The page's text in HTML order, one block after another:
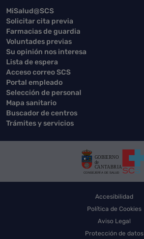
MiSalud@SCS
Solicitar cita previa
Farmacias de guardia
Voluntades previas
Su opinión nos interesa
Lista de espera
Acceso correo SCS
Portal empleado
Selección de personal
Mapa sanitario
Buscador de centros
Trámites y servicios
Accesibilidad
Política de Cookies
Aviso Legal
Protección de datos